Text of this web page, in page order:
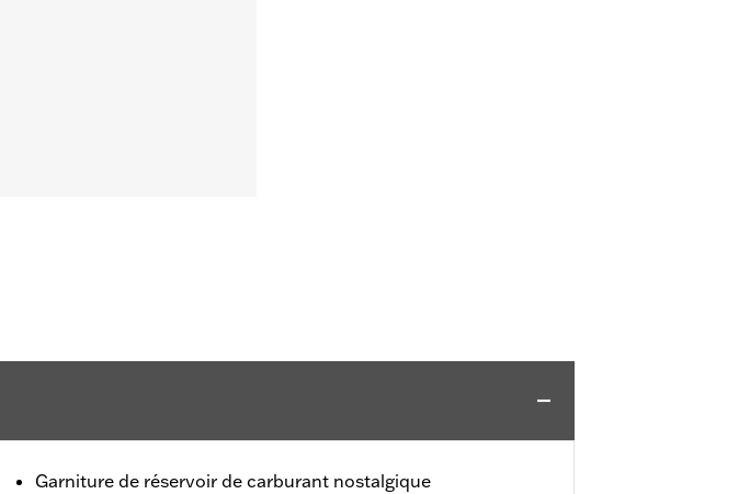
Garniture de réservoir de carburant nostalgique